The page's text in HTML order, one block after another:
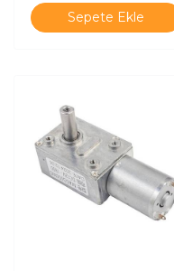
Sepete Ekle